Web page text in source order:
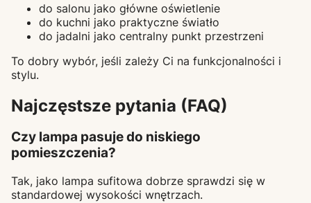
do salonu jako główne oświetlenie
do kuchni jako praktyczne światło
do jadalni jako centralny punkt przestrzeni
To dobry wybór, jeśli zależy Ci na funkcjonalności i
stylu.
Najczęstsze pytania (FAQ)
Czy lampa pasuje do niskiego
pomieszczenia?
Tak, jako lampa sufitowa dobrze sprawdzi się w
standardowej wysokości wnętrzach.